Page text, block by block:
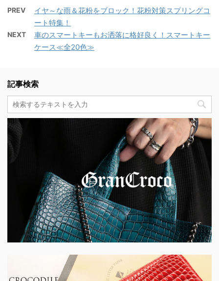
PREV
イヤ～な雨＆花粉をブロック！花粉対策スプリングコ
ート特集！
NEXT
車のスマートキーもお洒落に格好良く！スマートキー
ケース≪全20色≫
記事検索